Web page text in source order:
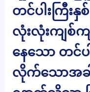
တင်ပါးကြီ
လုံးလုံးကျစ်က
နေသော တင်ပ
လိုက်သောအခ